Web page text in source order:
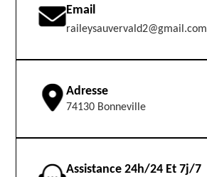
Email
raileysauvervald2@gmail.com
Adresse
74130 Bonneville
Assistance 24h/24 Et 7j/7